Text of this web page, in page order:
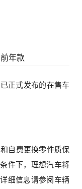
年款
正式发布的在售车
自费更换零件质保
件下，理想汽车将
细信息请参阅车辆